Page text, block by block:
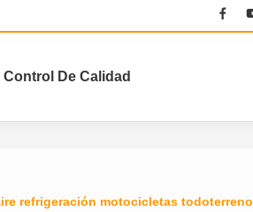
Control De Calidad
refrigeración motocicletas todoterreno